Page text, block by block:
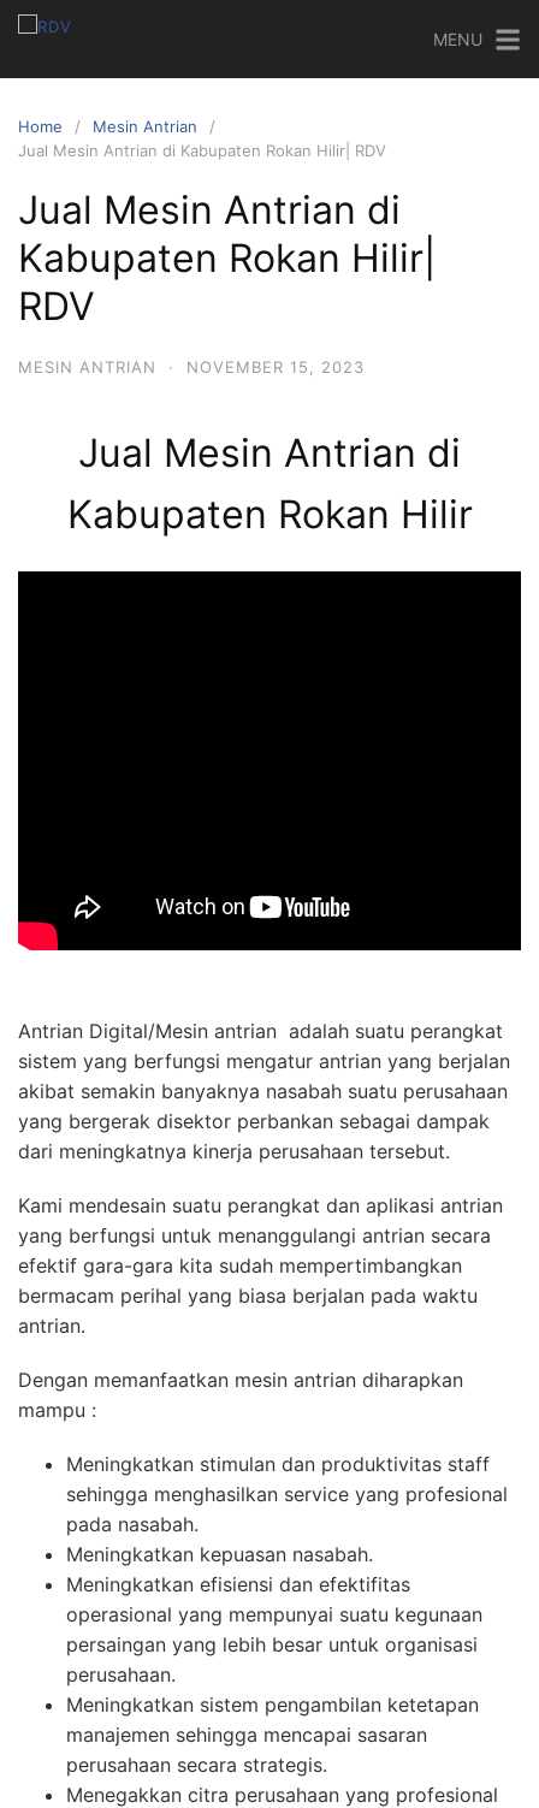
MENU
Home
Mesin Antrian
Jual Mesin Antrian di Kabupaten Rokan Hilir| RDV
Jual Mesin Antrian di
Kabupaten Rokan Hilir|
RDV
MESIN ANTRIAN · NOVEMBER 15, 2023
Jual Mesin Antrian di
Kabupaten Rokan Hilir
Antrian Digital/Mesin antrian adalah suatu perangkat
sistem yang berfungsi mengatur antrian yang berjalan
akibat semakin banyaknya nasabah suatu perusahaan
yang bergerak disektor perbankan sebagai dampak
dari meningkatnya kinerja perusahaan tersebut.
Kami mendesain suatu perangkat dan aplikasi antrian
yang berfungsi untuk menanggulangi antrian secara
efektif gara-gara kita sudah mempertimbangkan
bermacam perihal yang biasa berjalan pada waktu
antrian.
Dengan memanfaatkan mesin antrian diharapkan
mampu :
Meningkatkan stimulan dan produktivitas staff
sehingga menghasilkan service yang profesional
pada nasabah.
Meningkatkan kepuasan nasabah.
Meningkatkan efisiensi dan efektifitas
operasional yang mempunyai suatu kegunaan
persaingan yang lebih besar untuk organisasi
perusahaan.
Meningkatkan sistem pengambilan ketetapan
manajemen sehingga mencapai sasaran
perusahaan secara strategis.
Menegakkan citra perusahaan yang profesional